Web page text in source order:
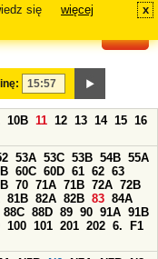
się
więcej x
10B 11 12 13 14 15 16
53A 53C 53B 54B 55A
60C 60D 61 62 63
70 71A 71B 72A 72B
81B 82A 82B 83 84A
88C 88D 89 90 91A 91B
100 101 201 202 6.
F1